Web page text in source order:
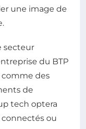
une image de
secteur
du BTP
comme des
de
tech optera
ou